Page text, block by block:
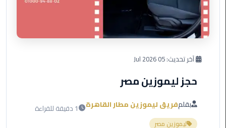
ليموزين
برج
العرب
دهب
ليموزين
العرب
آخر تحديث:05 Jul 2026
حجز ليموزين مصر
بقلمفريق ليموزين مطار القاهرة 1 دقيقة للقراءة
ليموزين مصر